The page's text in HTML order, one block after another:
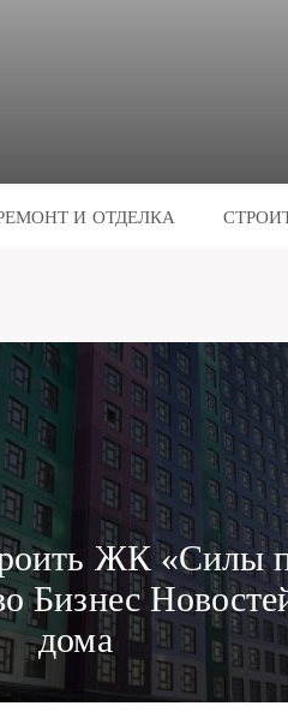
И ОТДЕЛКА
ЖК «Силы
Бизнес
дома